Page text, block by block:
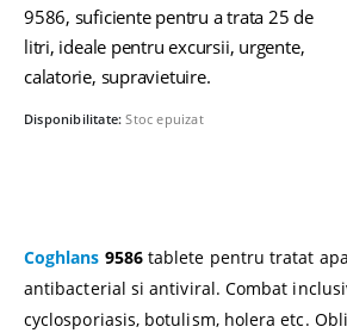
9586, suficiente pentru a trata 25 de
litri, ideale pentru excursii, urgente,
calatorie, supravietuire.
Disponibilitate:Stoc epuizat
Coghlans 9586tablete pentru tratat
antibacterial si antiviral. Combat
cyclosporiasis, botulism, holera etc.